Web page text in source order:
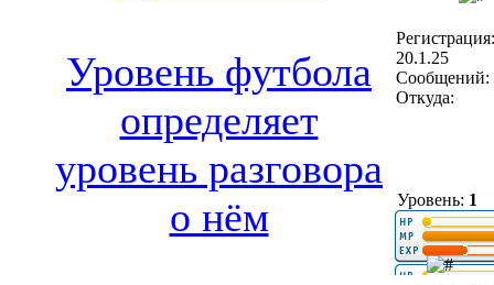
Уровень футбола
определяет
уровень разговора
о нём
Регистрация:
20.1.25
Сообщений:
Откуда:
Уровень: 1